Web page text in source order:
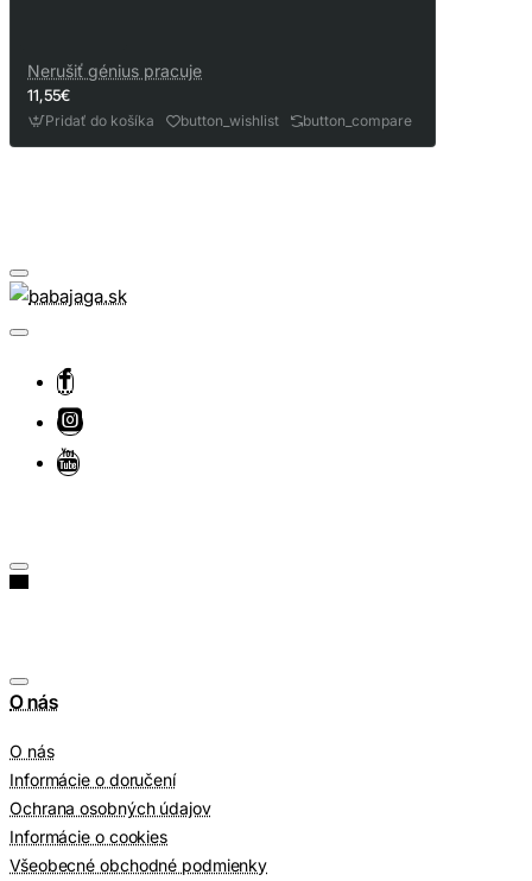
Nerušiť génius pracuje
11,55€
Pridať do košíka button_wishlist button_compare
O nás
O nás
Informácie o doručení
Ochrana osobných údajov
Informácie o cookies
Všeobecné obchodné podmienky